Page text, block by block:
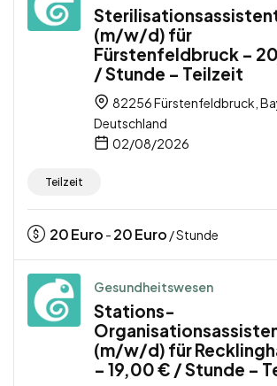
(m/w/d) für
Fürstenfeldbruck –
/ Stunde – Teilzeit
82256 Fürstenfeldbruck,
Deutschland
02/08/2026
Teilzeit
20Euro - 20Euro / Stunde
Gesundheitswesen
Stations-
(m/w/d) für
– 19,00 € / Stunde –